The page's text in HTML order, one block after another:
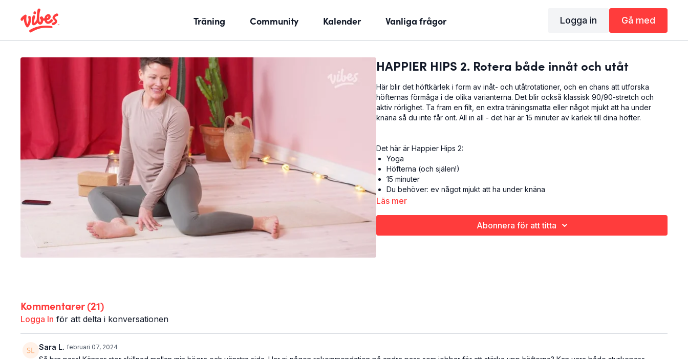
Träning Community Kalender Vanliga frågor Logga in Gå med
HAPPIER HIPS 2. Rotera både innåt och utåt
Här blir det höftkärlek i form av inåt- och utåtrotationer, och en chans att utforska
höfternas förmåga i de olika varianterna. Det blir också klassisk 90/90-stretch och
aktiv rörlighet. Ta fram en filt, en extra träningsmatta eller något mjukt att ha under
knäna så du inte får ont. All in all - det här är 15 minuter av kärlek till dina höfter.
Det här är Happier Hips 2:
Yoga
Höfterna (och själen!)
15 minuter
Du behöver: ev något mjukt att ha under knäna
Läs mer
Abonnera för att titta
Kommentarer (21)
Logga In för att delta i konversationen
Sara L. februari 07, 2024